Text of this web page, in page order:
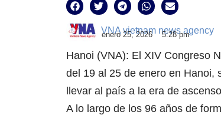
VNA vietnam news agency
enero 25, 2026 5:28 pm
Hanoi (VNA): El XIV Congreso
del 19 al 25 de enero en Hanoi,
llevar al país a la era de
A lo largo de los 96 años de